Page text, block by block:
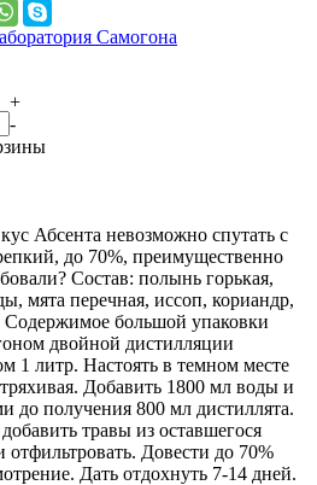
Самогона
+
-
Абсента невозможно спутать с
до 70%, преимущественно
Состав: полынь горькая,
мята перечная, иссоп, кориандр,
Содержимое большой упаковки
двойной дистилляции
1 литр. Настоять в темном месте
Добавить 1800 мл воды и
до получения 800 мл дистиллята.
травы из оставшегося
отфильтровать. Довести до 70%
Дать отдохнуть 7-14 дней.